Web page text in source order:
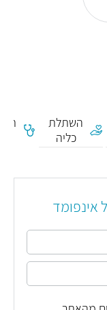
השתלת
כליה
אינפומד